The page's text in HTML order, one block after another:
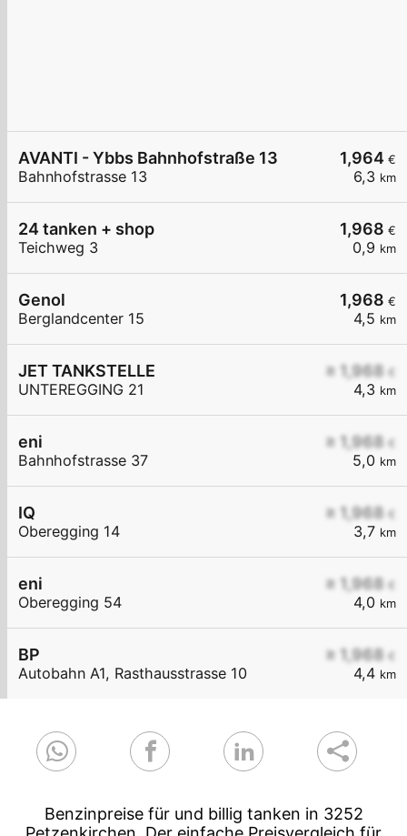
1,964 €
6,3 km
AVANTI - Ybbs Bahnhofstraße 13
Bahnhofstrasse 13
1,968 €
0,9 km
24 tanken + shop
Teichweg 3
1,968 €
4,5 km
Genol
Berglandcenter 15
≥ 1,968 €
4,3 km
JET TANKSTELLE
UNTEREGGING 21
≥ 1,968 €
5,0 km
eni
Bahnhofstrasse 37
≥ 1,968 €
3,7 km
IQ
Oberegging 14
≥ 1,968 €
4,0 km
eni
Oberegging 54
≥ 1,968 €
4,4 km
BP
Autobahn A1, Rasthausstrasse 10
Benzinpreise für und billig tanken in 3252